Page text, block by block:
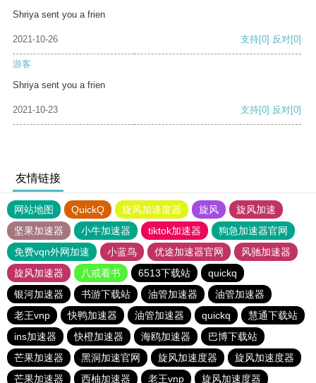
Shriya sent you a frien
2021-10-26 支持[0] 反对[0]
游客
Shriya sent you a frien
2021-10-23 支持[0] 反对[0]
友情链接
网站地图 QuickQ 旋风加速度器 旋风
旋风加速
坚果加速器
小牛加速器 tiktok加速器
狗急加速器官网
免费vqn外网加速
小蓝鸟 优途加速器官网
风驰加速器
旋风加速器
八戒看书 6513下载站
quickq
银河加速器
书游下载站 油管加速器
油管加速器
老王vnp
快鸭加速器 油管加速器 quickq
慧通下载站
ins加速器
快橙加速器 海鸥加速器
巴博下载站
芒果加速器
黑洞加速官网 旋风加速度器
旋风加速度器
芒果加速器
西柚加速器 老王vnp 旋风加速度器